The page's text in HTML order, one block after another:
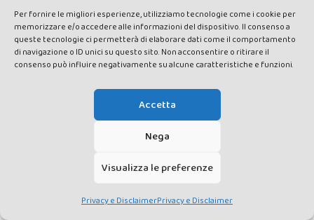
Per fornire le migliori esperienze, utilizziamo tecnologie come i cookie per
memorizzare e/o accedere alle informazioni del dispositivo. Il consenso a
queste tecnologie ci permetterà di elaborare dati come il comportamento
di navigazione o ID unici su questo sito. Non acconsentire o ritirare il
consenso può influire negativamente su alcune caratteristiche e funzioni.
Accetta
Nega
Visualizza le preferenze
Privacy e DisclaimerPrivacy e Disclaimer
CAUSE
NORME EDITORIALI